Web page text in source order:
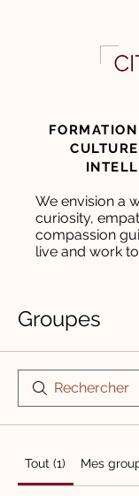
We envision a
curiosity,
compassion
live and work
Groupes
Tout (1) Mes